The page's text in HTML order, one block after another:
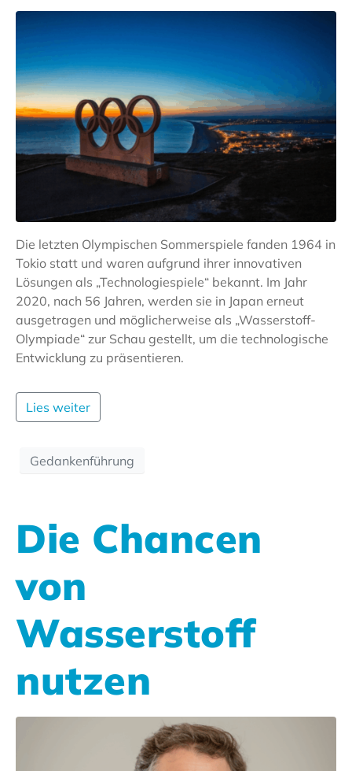
Die letzten Olympischen Sommerspiele fanden 1964 in
Tokio statt und waren aufgrund ihrer innovativen
Lösungen als „Technologiespiele“ bekannt. Im Jahr
2020, nach 56 Jahren, werden sie in Japan erneut
ausgetragen und möglicherweise als „Wasserstoff-
Olympiade“ zur Schau gestellt, um die technologische
Entwicklung zu präsentieren.
Lies weiter
Gedankenführung
Die Chancen
von
Wasserstoff
nutzen